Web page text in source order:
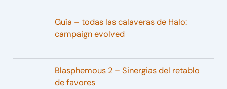
Guía – todas las calaveras de Halo:
campaign evolved
Blasphemous 2 – Sinergias del retablo
de favores